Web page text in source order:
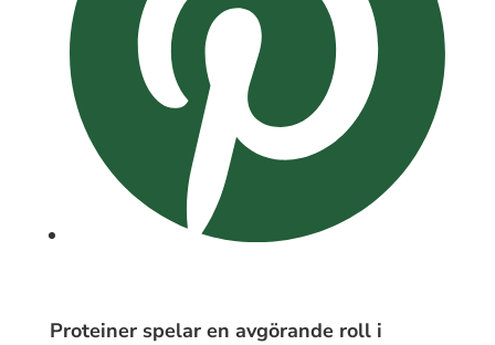
Proteiner spelar en avgörande roll i